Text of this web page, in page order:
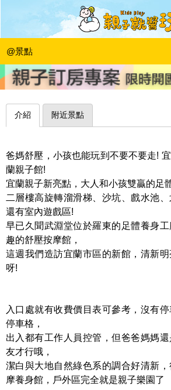
@景點
爸媽放鬆按摩、小孩用力
贏好去處～武淵堂足體養
珍太妃旅遊親子生活|2017-09-23
介紹 附近景點
爸媽舒壓，小孩也能玩到不要不要走!
蘭親子館!
宜蘭親子新亮點，大人和小孩雙贏的足
二層樓高旋轉溜滑梯、沙坑、戲水池、
還有室內遊戲區!
早已久聞武淵堂位於羅東的足體養身
趣的舒壓按摩館，
這週我們造訪宜蘭市區的新館，清新
呀!
入口處就有收費價目表可參考，沒有
停車格，
出入都有工作人員控管，但爸爸媽媽
友才行哦，
潔白與大地自然綠色系的調合好清新
摩養身館，戶外區完全就是親子樂園了